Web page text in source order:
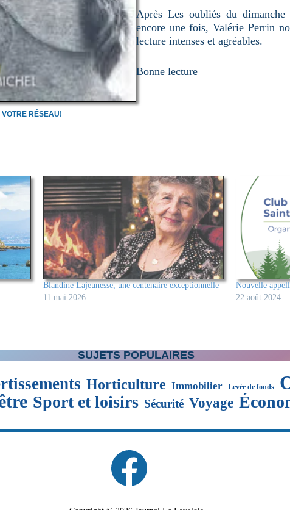
Après Les oubliés du dimanche
encore une fois, Valérie Perrin
lecture intenses et agréables.
Bonne lecture
RÉSEAU!
Blandine Lajeunesse, une centenaire exceptionnelle
11 mai 2026
Nouvelle
22 août 2024
SUJETS POPULAIRES
Horticulture Immobilier Levée de fonds
Sport et loisirs Sécurité Voyage